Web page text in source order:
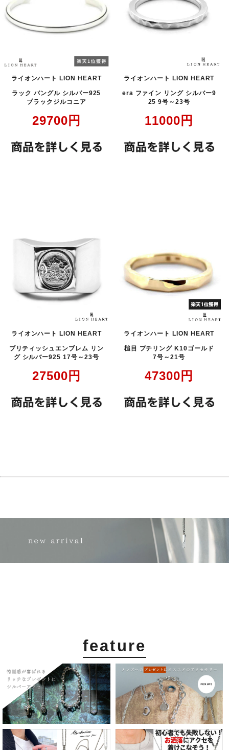
ライオンハート LION HEART
ラック バングル シルバー925
ブラックジルコニア
29700 円
ライオンハート LION HEART
era ファイン リング シルバー9
25 9号～23号
11000 円
ライオンハート LION HEART
ブリティッシュエンブレム リン
グ シルバー925 17号～23号
27500 円
ライオンハート LION HEART
槌目 プチリング K10ゴールド
7号～21号
47300 円